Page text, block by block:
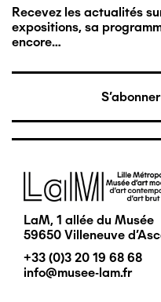
Recevez les actualités
expositions, sa
encore…
Image
LaM, 1 allée du Musée
59650 Villeneuve
+33 (0)3 20 19 68 68
info@musee-lam.fr